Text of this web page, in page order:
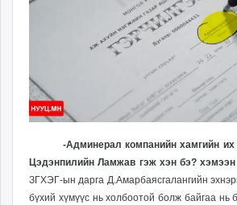
-Админерал компанийн хамгийн их
Цэдэнпилийн Ламжав гэж хэн бэ?
ЗГХЭГ-ын дарга Д.Амарбаясгалангийн
бүхий хүмүүс нь холбоотой болж байгаа нь